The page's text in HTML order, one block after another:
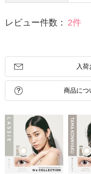
レビュー件数： 2件
入
商品につ